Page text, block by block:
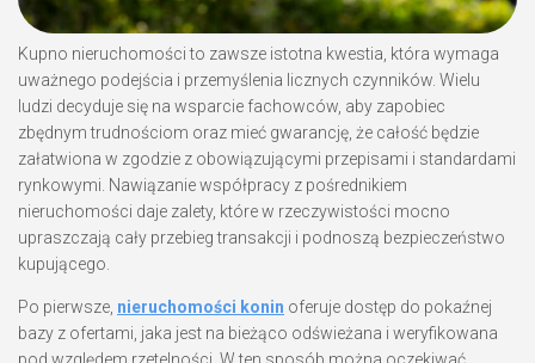
Kupno nieruchomości to zawsze istotna kwestia, która wymaga
uważnego podejścia i przemyślenia licznych czynników. Wielu
ludzi decyduje się na wsparcie fachowców, aby zapobiec
zbędnym trudnościom oraz mieć gwarancję, że całość będzie
załatwiona w zgodzie z obowiązującymi przepisami i standardami
rynkowymi. Nawiązanie współpracy z pośrednikiem
nieruchomości daje zalety, które w rzeczywistości mocno
upraszczają cały przebieg transakcji i podnoszą bezpieczeństwo
kupującego.
Po pierwsze, nieruchomości konin oferuje dostęp do pokaźnej
bazy z ofertami, jaka jest na bieżąco odświeżana i weryfikowana
pod względem rzetelności. W ten sposób można oczekiwać